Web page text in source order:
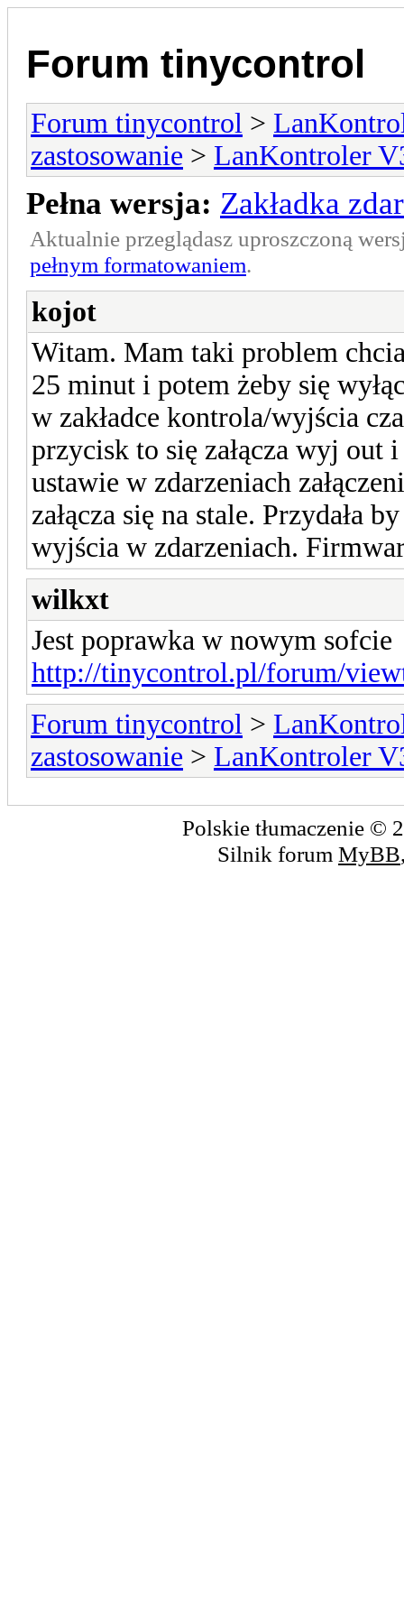
Forum tinycontrol
Forum tinycontrol >
zastosowanie > LanKontroler
Pełna wersja: Zakładka
Aktualnie przeglądasz uproszczoną
pełnym formatowaniem.
kojot
Witam. Mam taki problem
25 minut i potem żeby się
w zakładce kontrola/wyjścia
przycisk to się załącza wyj out
ustawie w zdarzeniach
załącza się na stale. Przydała
wyjścia w zdarzeniach.
wilkxt
Jest poprawka w nowym sofcie
http://tinycontrol.pl/forum/
Forum tinycontrol >
zastosowanie > LanKontroler
Polskie tłumaczenie ©
Silnik forum MyBB